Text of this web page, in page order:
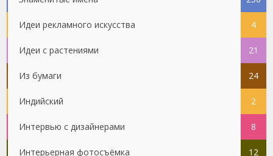
Идеи рекламного искусства 4
Идеи с растениями 21
Из бумаги 24
Индийский 2
Интервью с дизайнерами 8
Интерьерная фотосъёмка 12